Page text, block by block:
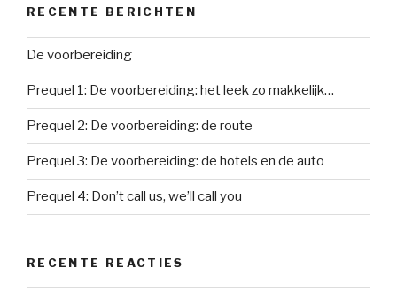
RECENTE BERICHTEN
De voorbereiding
Prequel 1: De voorbereiding: het leek zo makkelijk…
Prequel 2: De voorbereiding: de route
Prequel 3: De voorbereiding: de hotels en de auto
Prequel 4: Don’t call us, we’ll call you
RECENTE REACTIES